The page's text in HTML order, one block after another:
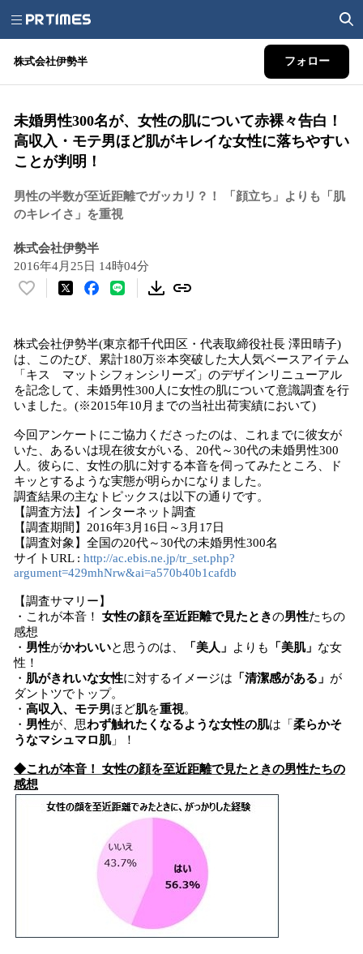
株式会社伊勢半 フォロー
未婚男性300名が、女性の肌について赤裸々告白！
高収入・モテ男ほど肌がキレイな女性に落ちやすい
ことが判明！
男性の半数が至近距離でガッカリ？！ 「顔立ち」よりも「肌
のキレイさ」を重視
株式会社伊勢半
2016年4月25日 14時04分
い
！
数
を
読
み
込
み
中
で
す
株式会社伊勢半(東京都千代田区・代表取締役社長 澤田晴子)
は、このたび、累計180万※本突破した大人気ベースアイテム
「キス マットシフォンシリーズ」のデザインリニューアル
を記念して、未婚男性300人に女性の肌について意識調査を行
いました。(※2015年10月までの当社出荷実績において)
今回アンケートにご協力くださったのは、これまでに彼女が
いた、あるいは現在彼女がいる、20代～30代の未婚男性300
人。彼らに、女性の肌に対する本音を伺ってみたところ、ド
キッとするような実態が明らかになりました。
調査結果の主なトピックスは以下の通りです。
【調査方法】インターネット調査
【調査期間】2016年3月16日～3月17日
【調査対象】全国の20代～30代の未婚男性300名
サイトURL : http://ac.ebis.ne.jp/tr_set.php?
argument=429mhNrw&ai=a570b40b1cafdb
【調査サマリー】
・これが本音！ 女性の顔を至近距離で見たときの男性たちの
感想
・ 男性がかわいいと思うのは、 「美人」 よりも 「美肌」 な女
性！
・ 肌がきれいな女性に対するイメージは 「清潔感がある」 が
ダントツでトップ。
・ 高収入、モテ男ほど肌を重視。
・ 男性が、思わず触れたくなるような女性の肌は「 柔らかそ
うなマシュマロ肌」！
◆これが本音！ 女性の顔を至近距離で見たときの男性たちの
感想